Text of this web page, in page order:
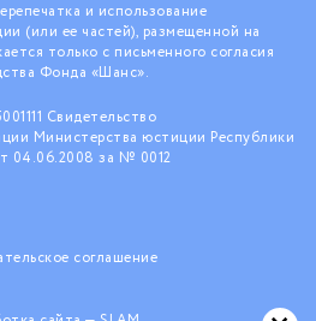
и использование
(или ее частей), размещенной на
только с письменного согласия
Фонда «Шанс».
Свидетельство
Министерства юстиции Республики
04.06.2008 за № 0012
соглашение